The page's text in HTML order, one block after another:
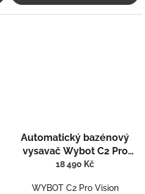
Automatický bazénový
vysavač Wybot C2 Pro
Vision
18 490 Kč
WYBOT C2 Pro Vision